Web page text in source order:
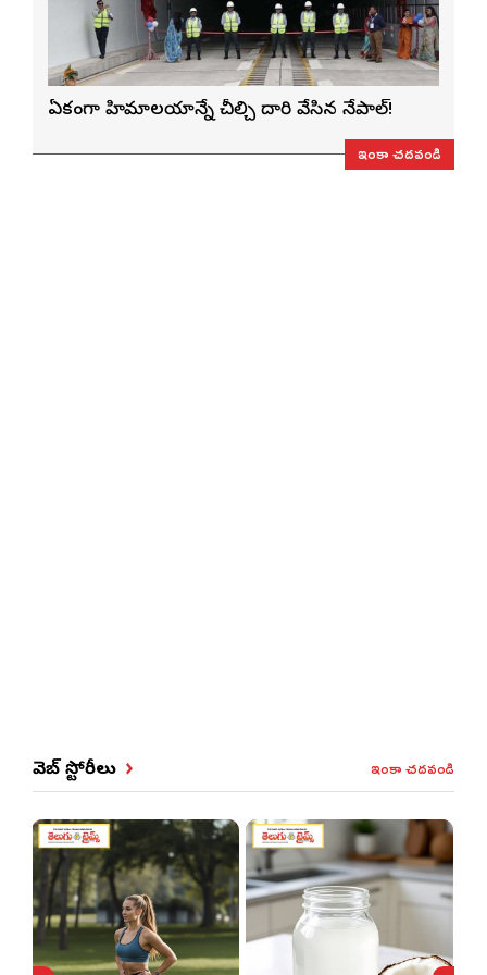
ఏకంగా హిమాలయాన్నే చీల్చి దారి వేసిన నేపాల్!
ఇంకా చదవండి
వెబ్ స్టోరీలు ఇంకా చదవండి